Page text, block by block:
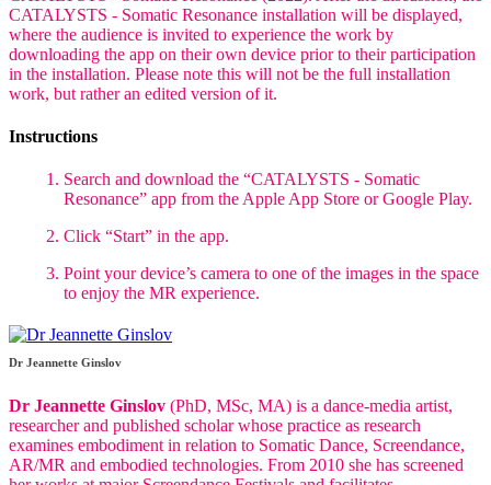
CATALYSTS - Somatic Resonance installation will be displayed,
where the audience is invited to experience the work by
downloading the app on their own device prior to their participation
in the installation. Please note this will not be the full installation
work, but rather an edited version of it.
Instructions
Search and download the “CATALYSTS - Somatic
Resonance” app from the Apple App Store or Google Play.
Click “Start” in the app.
Point your device’s camera to one of the images in the space
to enjoy the MR experience.
Dr Jeannette Ginslov
Dr Jeannette Ginslov (PhD, MSc, MA) is a dance-media artist,
researcher and published scholar whose practice as research
examines embodiment in relation to Somatic Dance, Screendance,
AR/MR and embodied technologies. From 2010 she has screened